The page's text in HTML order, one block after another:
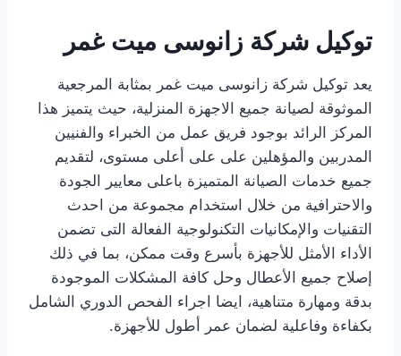
توكيل شركة زانوسى ميت غمر
يعد توكيل شركة زانوسى ميت غمر بمثابة المرجعية
الموثوقة لصيانة جميع الاجهزة المنزلية، حيث يتميز هذا
المركز الرائد بوجود فريق عمل من الخبراء والفنيين
المدربين والمؤهلين على على أعلى مستوى، لتقديم
جميع خدمات الصيانة المتميزة باعلى معايير الجودة
والاحترافية من خلال استخدام مجموعة من احدث
التقنيات والإمكانيات التكنولوجية الفعالة التى تضمن
الأداء الأمثل للأجهزة بأسرع وقت ممكن، بما في ذلك
إصلاح جميع الأعطال وحل كافة المشكلات الموجودة
بدقة ومهارة متناهية، ايضا اجراء الفحص الدوري الشامل
بكفاءة وفاعلية لضمان عمر أطول للأجهزة.